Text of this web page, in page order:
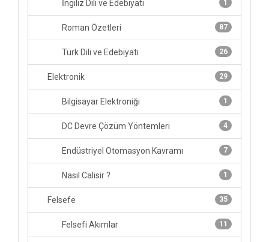
1
İngiliz Dili ve Edebiyatı
87
Roman Özetleri
26
Türk Dili ve Edebiyatı
29
Elektronik
1
Bilgisayar Elektroniği
4
DC Devre Çözüm Yöntemleri
7
Endüstriyel Otomasyon Kavramı
1
Nasil Calisir ?
35
Felsefe
11
Felsefi Akımlar